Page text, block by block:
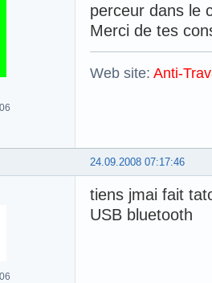
perceur dans le
Merci de tes
Web site: Anti-
24.09.2008 07:17:46
tiens jmai fait
USB bluetooth